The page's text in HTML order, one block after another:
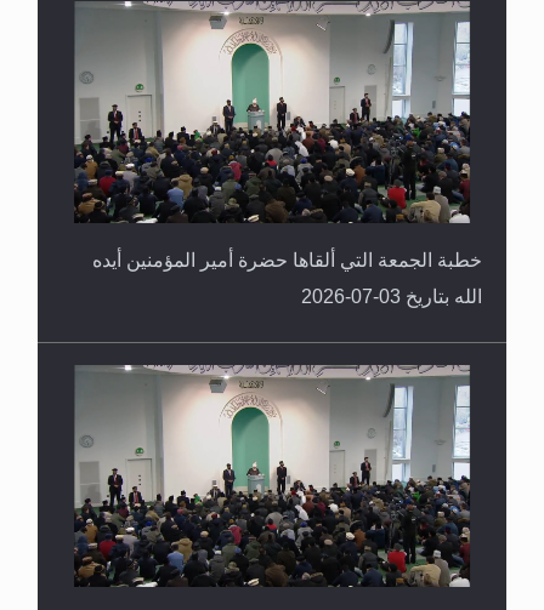
خطبة الجمعة التي ألقاها حضرة أمير المؤمنين أيده
الله بتاريخ 03-07-2026